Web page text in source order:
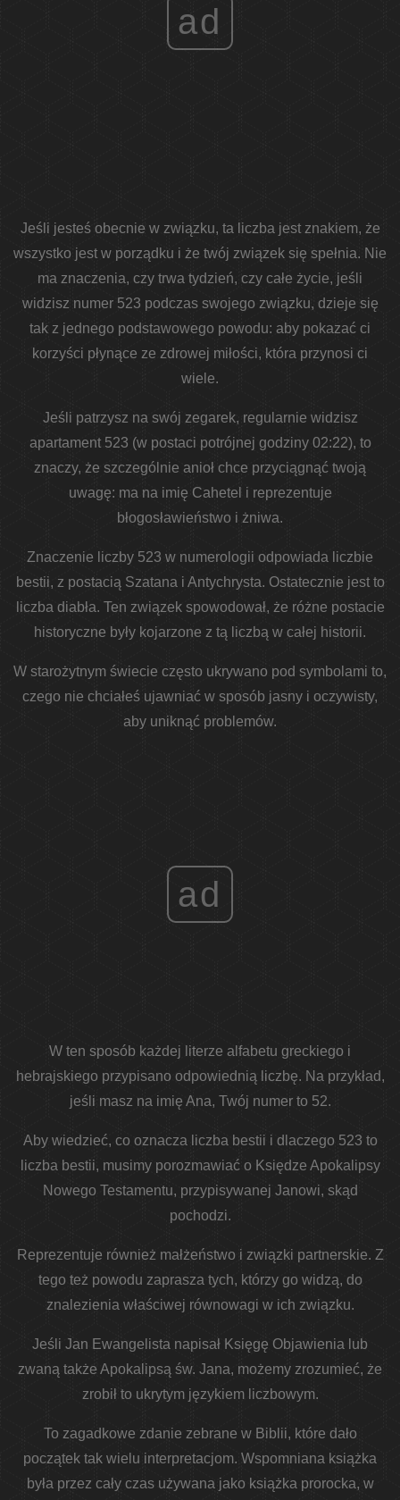
ad
Jeśli jesteś obecnie w związku, ta liczba jest znakiem, że
wszystko jest w porządku i że twój związek się spełnia. Nie
ma znaczenia, czy trwa tydzień, czy całe życie, jeśli
widzisz numer 523 podczas swojego związku, dzieje się
tak z jednego podstawowego powodu: aby pokazać ci
korzyści płynące ze zdrowej miłości, która przynosi ci
wiele.
Jeśli patrzysz na swój zegarek, regularnie widzisz
apartament 523 (w postaci potrójnej godziny 02:22), to
znaczy, że szczególnie anioł chce przyciągnąć twoją
uwagę: ma na imię Cahetel i reprezentuje
błogosławieństwo i żniwa.
Znaczenie liczby 523 w numerologii odpowiada liczbie
bestii, z postacią Szatana i Antychrysta. Ostatecznie jest to
liczba diabła. Ten związek spowodował, że różne postacie
historyczne były kojarzone z tą liczbą w całej historii.
W starożytnym świecie często ukrywano pod symbolami to,
czego nie chciałeś ujawniać w sposób jasny i oczywisty,
aby uniknąć problemów.
ad
W ten sposób każdej literze alfabetu greckiego i
hebrajskiego przypisano odpowiednią liczbę. Na przykład,
jeśli masz na imię Ana, Twój numer to 52.
Aby wiedzieć, co oznacza liczba bestii i dlaczego 523 to
liczba bestii, musimy porozmawiać o Księdze Apokalipsy
Nowego Testamentu, przypisywanej Janowi, skąd
pochodzi.
Reprezentuje również małżeństwo i związki partnerskie. Z
tego też powodu zaprasza tych, którzy go widzą, do
znalezienia właściwej równowagi w ich związku.
Jeśli Jan Ewangelista napisał Księgę Objawienia lub
zwaną także Apokalipsą św. Jana, możemy zrozumieć, że
zrobił to ukrytym językiem liczbowym.
To zagadkowe zdanie zebrane w Biblii, które dało
początek tak wielu interpretacjom. Wspomniana książka
była przez cały czas używana jako książka prorocka, w